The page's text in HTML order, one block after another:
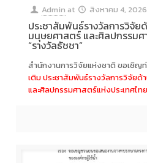
Admin at สิงหาคม 4, 2026
ประชาสัมพันธ์รางวัลการวิจั
มนุษยศาสตร์ และศิลปกรรมศ
“รางวัลธัชชา”
สำนักงานการวิจัยแห่งชาติ ขอเชิญ
เติมประชาสัมพันธ์รางวัลการวิจัย
และศิลปกรรมศาสตร์แห่งประเทศไท